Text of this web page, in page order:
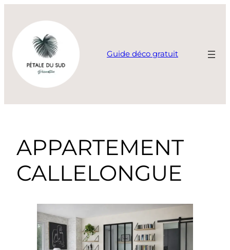
Guide déco gratuit
APPARTEMENT
CALLELONGUE